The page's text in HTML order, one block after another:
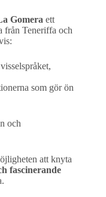
Gomera ett
från Teneriffa och
som gör ön
och
att knyta
fascinerande